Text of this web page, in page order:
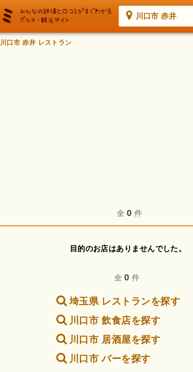
川口市 赤井
川口市 赤井 レストラン
全0 件
目的のお店はありませんでした。
全0 件
埼玉県 レストランを探す
川口市 飲食店を探す
川口市 居酒屋を探す
川口市 バーを探す